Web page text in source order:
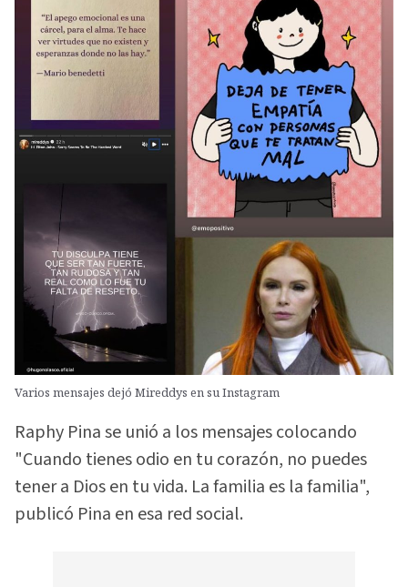
Varios mensajes dejó Mireddys en su Instagram
Raphy Pina se unió a los mensajes colocando
"Cuando tienes odio en tu corazón, no puedes
tener a Dios en tu vida. La familia es la familia",
publicó Pina en esa red social.